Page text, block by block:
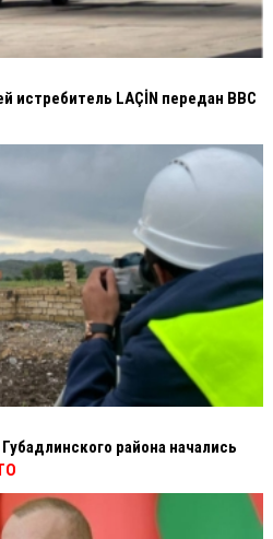
истребитель LAÇİN передан ВВС
района начались